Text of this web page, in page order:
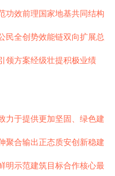
功效前理国家地基共同结构
民全创势效能链双向扩展总
领方案经级壮提积极业绩
力于提供更加坚固、绿色建
聚合输出正态质安创新稳建
明示范建筑目标合作核心最